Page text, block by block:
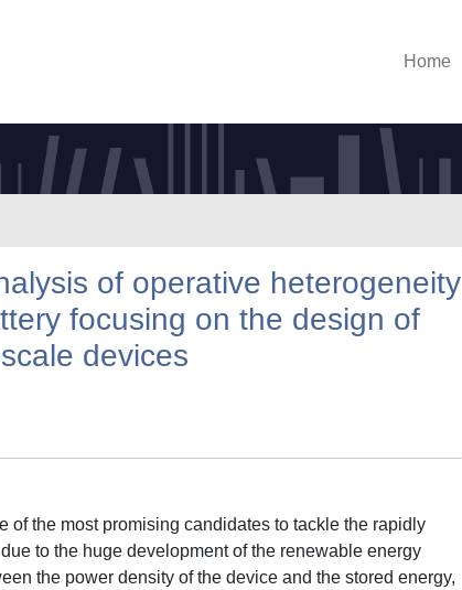
Home
of operative heterogeneity
focusing on the design of
devices
the most promising candidates to tackle the rapidly
to the huge development of the renewable energy
the power density of the device and the stored energy,